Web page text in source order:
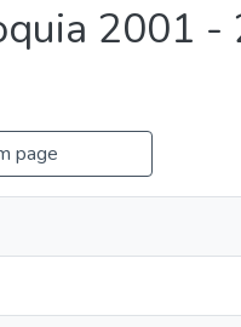
2001 -
page